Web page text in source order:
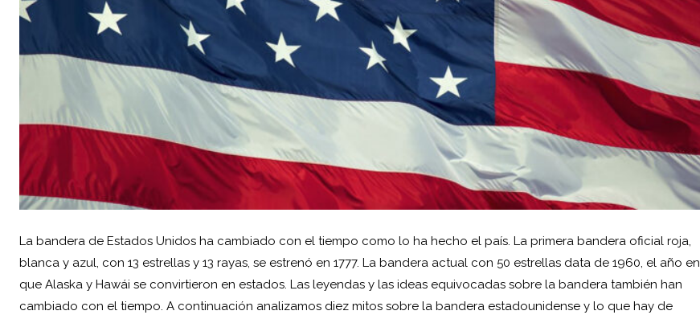
La bandera de Estados Unidos ha cambiado con el tiempo como lo ha hecho el país. La primera bandera oficial roja,
blanca y azul, con 13 estrellas y 13 rayas, se estrenó en 1777. La bandera actual con 50 estrellas data de 1960, el año en
que Alaska y Hawái se convirtieron en estados. Las leyendas y las ideas equivocadas sobre la bandera también han
cambiado con el tiempo. A continuación analizamos diez mitos sobre la bandera estadounidense y lo que hay de